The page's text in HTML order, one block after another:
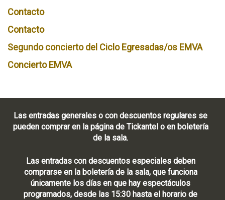
Contacto
Contacto
Segundo concierto del Ciclo Egresadas/os EMVA
Concierto EMVA
Las entradas generales o con descuentos regulares se
pueden comprar en la página de Tickantel o en boletería
de la sala.
Las entradas con descuentos especiales deben
comprarse en la boletería de la sala, que funciona
únicamente los días en que hay espectáculos
programados, desde las 15:30 hasta el horario de